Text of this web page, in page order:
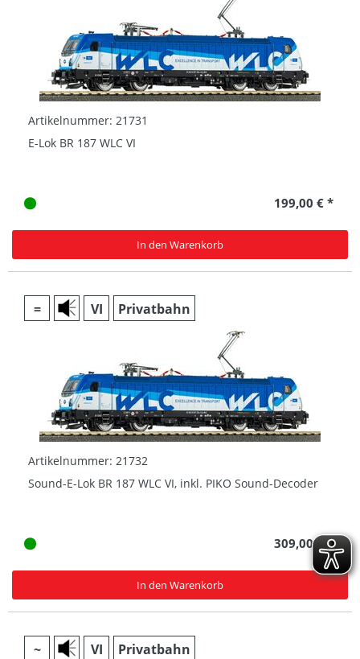
Artikelnummer: 21731
E-Lok BR 187 WLC VI
199,00 € *
In den Warenkorb
= VI Privatbahn
Artikelnummer: 21732
Sound-E-Lok BR 187 WLC VI, inkl. PIKO Sound-Decoder
309,00 € *
In den Warenkorb
~ VI Privatbahn